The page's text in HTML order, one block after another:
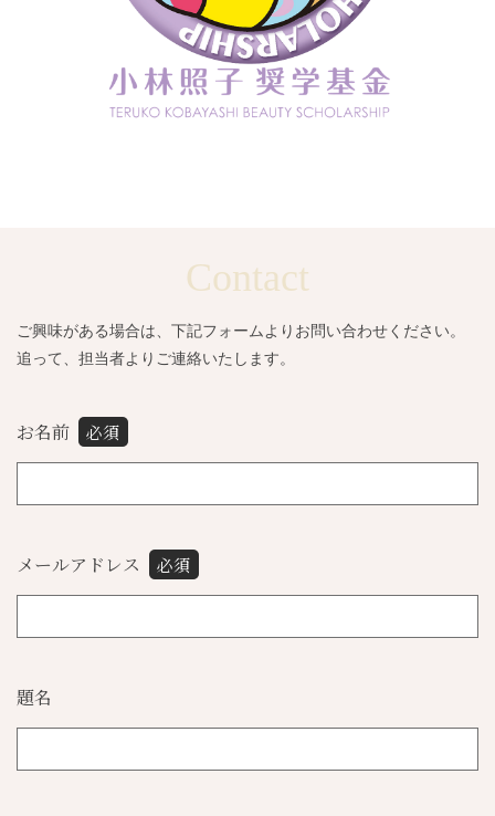
Contact
ご興味がある場合は、下記フォームよりお問い合わせください。
追って、担当者よりご連絡いたします。
お名前 必須
メールアドレス 必須
題名